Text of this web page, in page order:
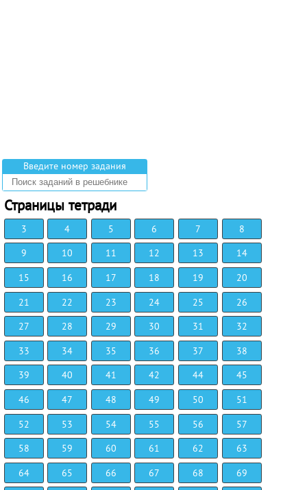
Введите номер задания
Страницы тетради
3 4 5 6 7
8
9
10 11 12 13
14
15
16 17 18 19
20
21
22 23 24 25
26
27
28 29 30 31
32
33
34 35 36 37
38
39
40 41 42 44
45
46
47 48 49 50
51
52
53 54 55 56
57
58
59 60 61 62
63
64
65 66 67 68
69